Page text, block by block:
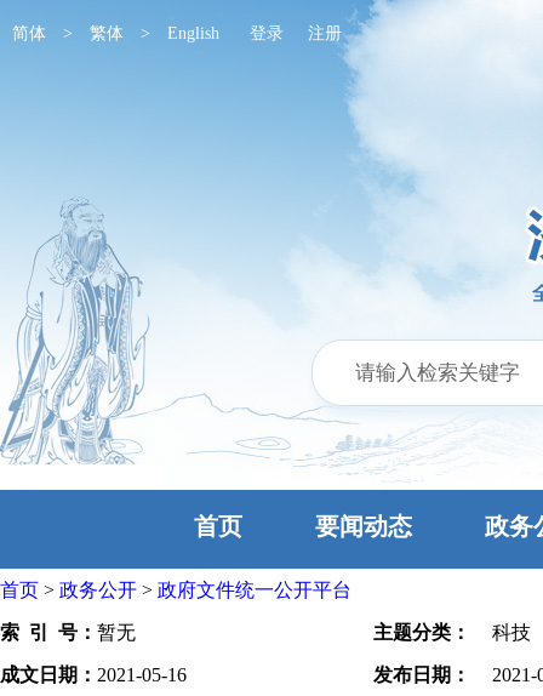
简体 > 繁体 > English 登录 注册
首页 要闻动态 政务
首页 > 政务公开 > 政府文件统一公开平台
索 引 号： 暂无 主题分类： 科技
成文日期： 2021-05-16 发布日期： 2021-